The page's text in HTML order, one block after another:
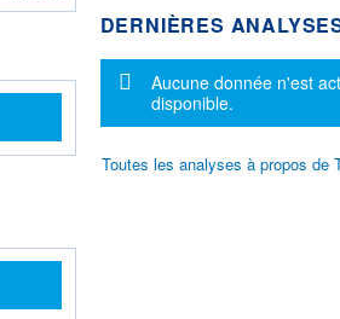
DERNIÈRES
Message
Aucune donnée n'est
disponible.
Toutes les analyses à propos de